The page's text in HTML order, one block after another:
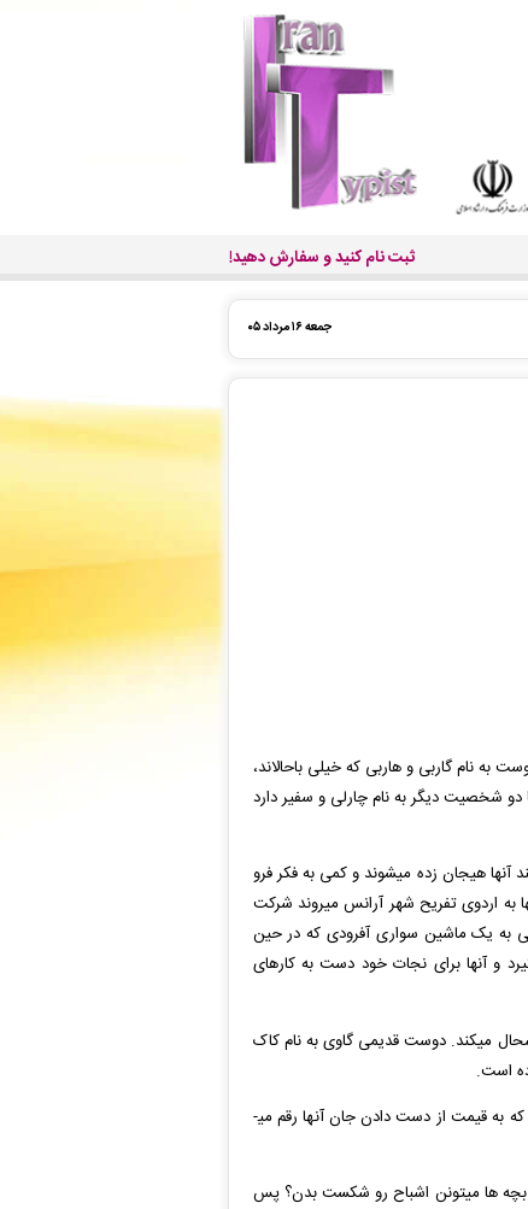
ثبت نام کنید و سفارش دهید!
جمعه ۱۶ مرداد ۰۵
به­ نام گاربی و هاربی که خیلی باحال­اند،
شخصیت دیگر به نام چارلی و سفیر دارد
آن­ها هیجان زده می­شوند و کمی به فکر فرو
مسابقه هیجان انگیز که فقط 20 برنده دارد و آن­ها به اردوی تفریح شهر آرانس می­روند شرکت
به یک ماشین سواری آفرودی که در حین
و آن­ها برای نجات خود دست به کار­های
می­کند. دوست قدیمی گاوی به­ نام کاک
است.
_ با آمدن کاک اتفاق های جالب و هیجان انگیزی داستان را خواندنی­ تر می­کند اتفاق­هایی که به قیمت از دست دادن جان آن­ها رقم می­
بچه ­ها میتونن اشباح رو شکست بدن؟ پس